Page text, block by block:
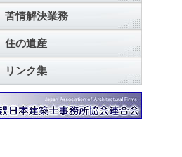
苦情解決業務
住の遺産
リンク集